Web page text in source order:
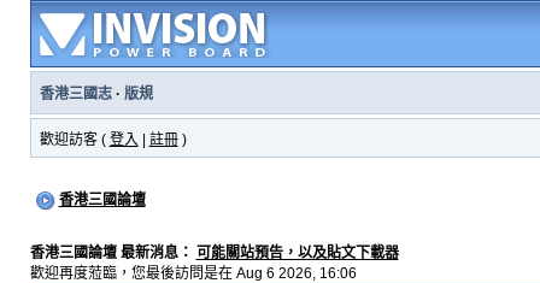
香港三國志· 版規
歡迎訪客 ( 登入 註冊)
香港三國論壇
香港三國論壇 最新消息： 可能關站預告，以及貼文下載器
歡迎再度蒞臨，您最後訪問是在 Aug 6 2026, 16:06